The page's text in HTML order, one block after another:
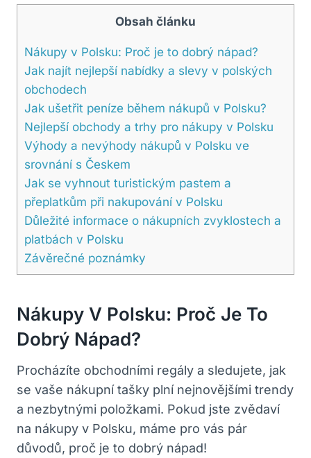
Obsah článku
Nákupy v Polsku: Proč je to dobrý nápad?
Jak najít nejlepší nabídky a slevy v polských
obchodech
Jak ušetřit peníze během nákupů v Polsku?
Nejlepší obchody a trhy pro nákupy v Polsku
Výhody a nevýhody nákupů v Polsku ve
srovnání s Českem
Jak se vyhnout turistickým pastem a
přeplatkům při nakupování v Polsku
Důležité informace o nákupních zvyklostech a
platbách v Polsku
Závěrečné poznámky
Nákupy V Polsku: Proč Je To
Dobrý Nápad?
Procházíte obchodními regály a sledujete, jak
se vaše nákupní tašky plní nejnovějšími trendy
a nezbytnými položkami. Pokud jste zvědaví
na nákupy v Polsku, máme pro vás pár
důvodů, proč je to dobrý nápad!